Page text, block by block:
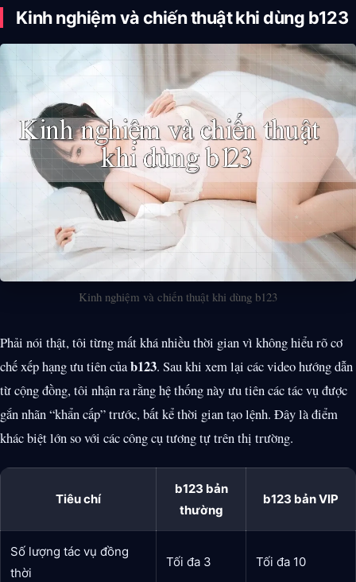
Kinh nghiệm và chiến thuật khi dùng b123
Kinh nghiệm và chiến thuật khi dùng b123
Phải nói thật, tôi từng mất khá nhiều thời gian vì không hiểu rõ cơ
chế xếp hạng ưu tiên củab123. Sau khi xem lại các video hướng dẫn
từ cộng đồng, tôi nhận ra rằng hệ thống này ưu tiên các tác vụ được
gắn nhãn “khẩn cấp” trước, bất kể thời gian tạo lệnh. Đây là điểm
khác biệt lớn so với các công cụ tương tự trên thị trường.
Tiêu chí
b123 bản
thường
b123 bản VIP
Số lượng tác vụ đồng
thời
Tối đa 3 Tối đa 10